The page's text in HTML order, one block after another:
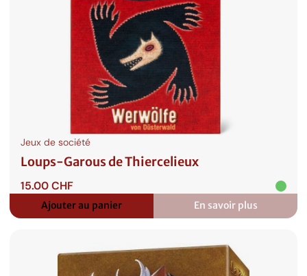
Jeux de société
Loups-Garous de Thiercelieux
15.00CHF
Ajouter au panier En savoir plus
:
Loups-
de
Thiercelieux